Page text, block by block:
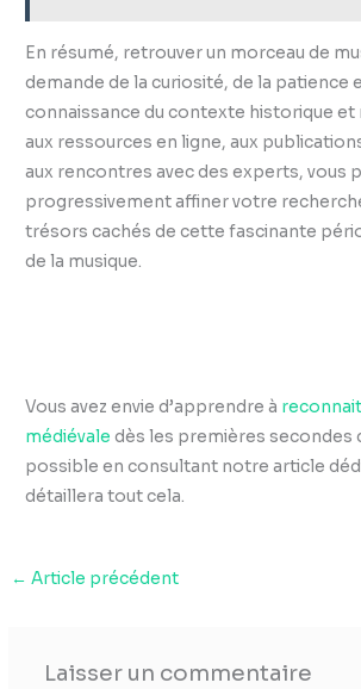
En résumé, retrouver un morceau de
demande de la curiosité, de la patience
connaissance du contexte historique et
aux ressources en ligne, aux
aux rencontres avec des experts, vous
progressivement affiner votre
trésors cachés de cette fascinante
de la musique.
Vous avez envie d’apprendre à
médiévale dès les premières secondes
possible en consultant notre article
détaillera tout cela.
← Article précédent
Laisser un commentaire